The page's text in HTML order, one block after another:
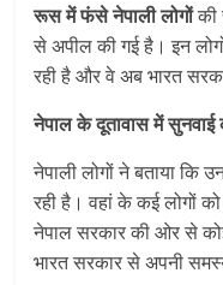
रूस में फंसे नेपाली लोगोंकी
से अपील की गई है। इन
रही है और वे अब भारत
नेपाल के दूतावास में सुनवाई
नेपाली लोगों ने बताया कि
रही है। वहां के कई लोगों
नेपाल सरकार की ओर से
भारत सरकार से अपनी